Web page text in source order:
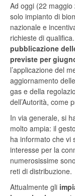
Ad oggi (22 maggio
solo impianto di
nazionale e
richieste di
pubblicazione
previste per
l’applicazione del
aggiornamento
gas e della
dell’Autorità, come
In via generale, si
molto ampia: il
ha informato che vi
interesse per la
numerosissime
reti di distribuzione.
Attualmente gli